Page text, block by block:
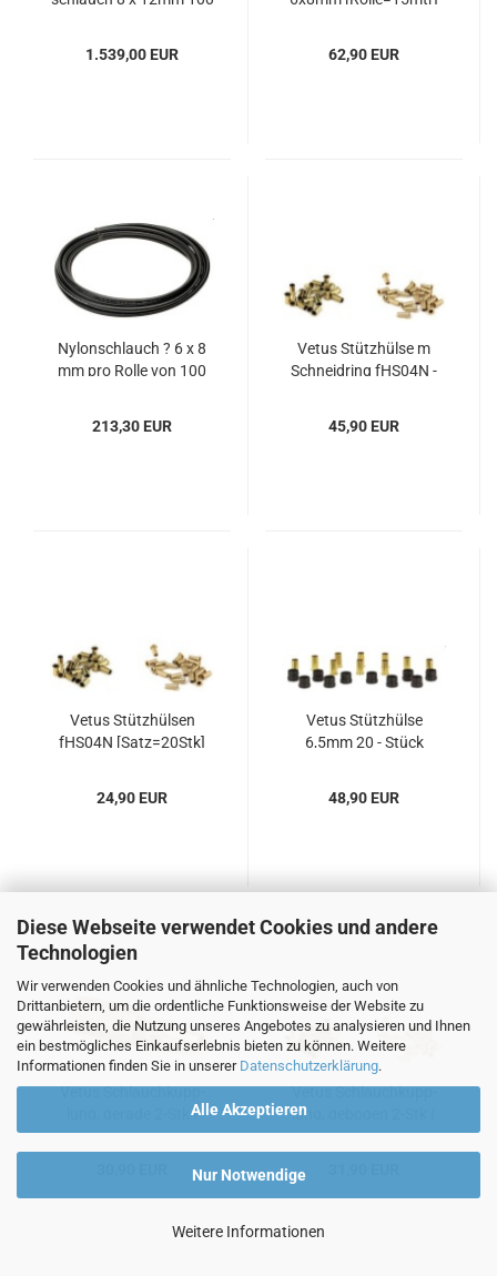
Diese Webseite verwendet Cookies und andere
Technologien
Wir verwenden Cookies und ähnliche Technologien, auch von
Drittanbietern, um die ordentliche Funktionsweise der Website zu
gewährleisten, die Nutzung unseres Angebotes zu analysieren und Ihnen
ein bestmögliches Einkaufserlebnis bieten zu können. Weitere
Informationen finden Sie in unserer Datenschutzerklärung.
Alle Akzeptieren
Nur Notwendige
Weitere Informationen
1.539,00 EUR
62,90 EUR
Ny­lon­schlauch ? 6 x 8
mm pro Rolle von 100
213,30 EUR
Vetus Stütz­hül­se m
Schneid­ring fHS04N -​
45,90 EUR
Vetus Stütz­hül­sen
fHS04N [Satz=20Stk]
24,90 EUR
Vetus Stütz­hül­se
6,5mm 20 - Stück
48,90 EUR
Vetus Schlauch­kupp­
lung, ge­ra­de 2-Stk (
8x12mm )
Vetus Schlauch­kupp­
lung, ge­bo­gen 2-Stk (
8x12mm)